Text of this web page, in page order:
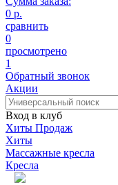
0 р.
сравнить
0
просмотрено
1
Обратный звонок
Акции
Вход в клуб
Хиты Продаж
Хиты
Массажные кресла
Кресла